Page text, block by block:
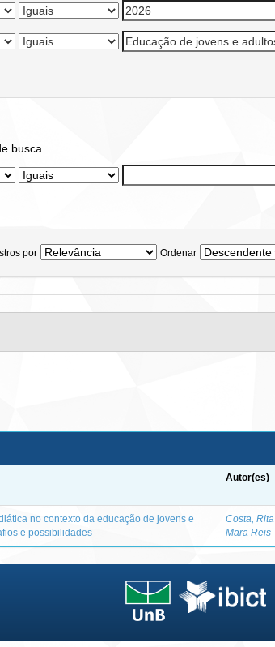
busca.
por Ordenar
Autor(es)
no contexto da educação de jovens e
e possibilidades
Costa, Rita
Mara Reis